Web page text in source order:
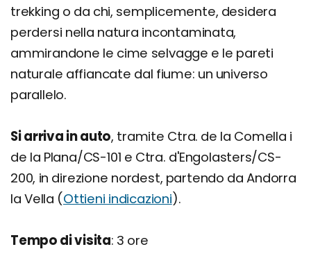
trekking o da chi, semplicemente, desidera
perdersi nella natura incontaminata,
ammirandone le cime selvagge e le pareti
naturale affiancate dal fiume: un universo
parallelo.
Si arriva in auto, tramite Ctra. de la Comella i
de la Plana/CS-101 e Ctra. d'Engolasters/CS-
200, in direzione nordest, partendo da Andorra
la Vella (Ottieni indicazioni).
Tempo di visita: 3 ore